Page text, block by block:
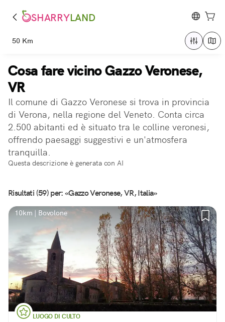
SHARRYLAND
50 Km
Cosa fare vicino Gazzo Veronese,
VR
Il comune di Gazzo Veronese si trova in provincia
di Verona, nella regione del Veneto. Conta circa
2.500 abitanti ed è situato tra le colline veronesi,
offrendo paesaggi suggestivi e un'atmosfera
tranquilla.
Questa descrizione è generata con AI
Risultati (59) per: «Gazzo Veronese, VR, Italia»
10km | Bovolone
LUOGO DI CULTO